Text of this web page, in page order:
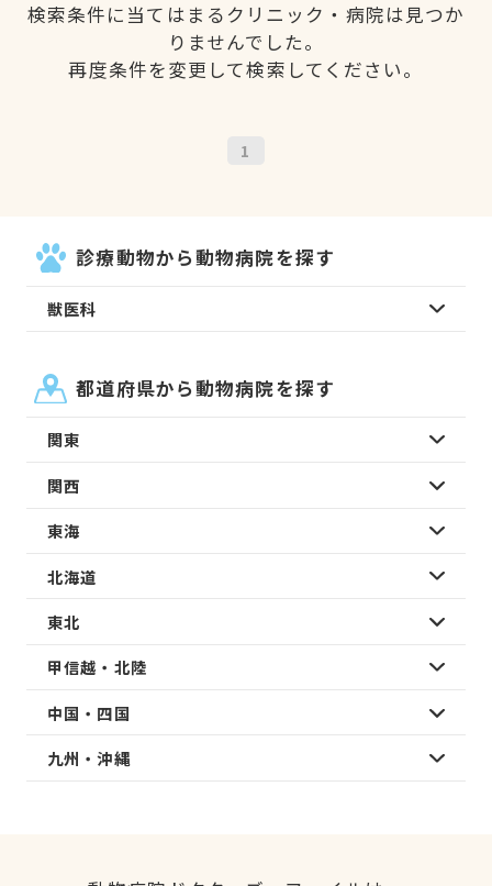
検索条件に当てはまるクリニック・病院は見つか
りませんでした。
再度条件を変更して検索してください。
1
診療動物から動物病院を探す
獣医科
都道府県から動物病院を探す
関東
関西
東海
北海道
東北
甲信越・北陸
中国・四国
九州・沖縄